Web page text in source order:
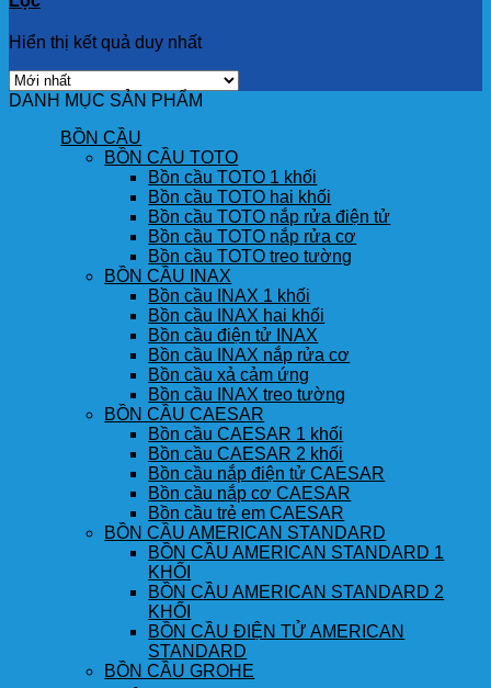
Hiển thị kết quả duy nhất
DANH MỤC SẢN PHẨM
BỒN CẦU
BỒN CẦU TOTO
Bồn cầu TOTO 1 khối
Bồn cầu TOTO hai khối
Bồn cầu TOTO nắp rửa điện tử
Bồn cầu TOTO nắp rửa cơ
Bồn cầu TOTO treo tường
BỒN CẦU INAX
Bồn cầu INAX 1 khối
Bồn cầu INAX hai khối
Bồn cầu điện tử INAX
Bồn cầu INAX nắp rửa cơ
Bồn cầu xả cảm ứng
Bồn cầu INAX treo tường
BỒN CẦU CAESAR
Bồn cầu CAESAR 1 khối
Bồn cầu CAESAR 2 khối
Bồn cầu nắp điện tử CAESAR
Bồn cầu nắp cơ CAESAR
Bồn cầu trẻ em CAESAR
BỒN CẦU AMERICAN STANDARD
BỒN CẦU AMERICAN STANDARD 1
KHỐI
BỒN CẦU AMERICAN STANDARD 2
KHỐI
BỒN CẦU ĐIỆN TỬ AMERICAN
STANDARD
BỒN CẦU GROHE